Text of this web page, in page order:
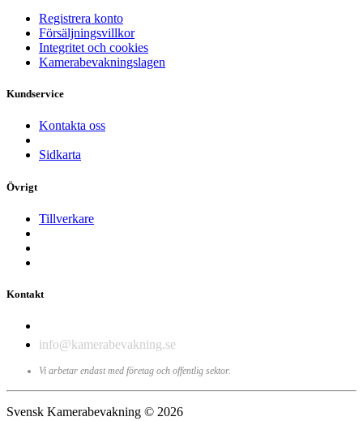
Registrera konto
Försäljningsvillkor
Integritet och cookies
Kamerabevakningslagen
Kundservice
Kontakta oss
Sidkarta
Övrigt
Tillverkare
Kontakt
info@kamerabevakning.se
Vi arbetar endast med företag och offentlig sektor.
Svensk Kamerabevakning © 2026